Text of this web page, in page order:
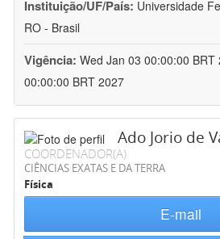
Instituição/UF/País: Universidade
RO - Brasil
Vigência: Wed Jan 03 00:00:00 BRT
00:00:00 BRT 2027
Ado Jorio de
COORDENADOR(A)
CIÊNCIAS EXATAS E DA TERRA
Física
E-mail